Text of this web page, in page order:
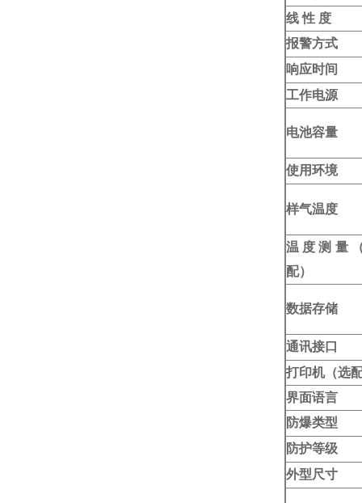
线 性 度
报警方式
响应时间
工作电源
电池容量
使用环境
样气温度
温度测量
配）
数据存储
通讯接口
打印机（选
界面语言
防爆类型
防护等级
外型尺寸